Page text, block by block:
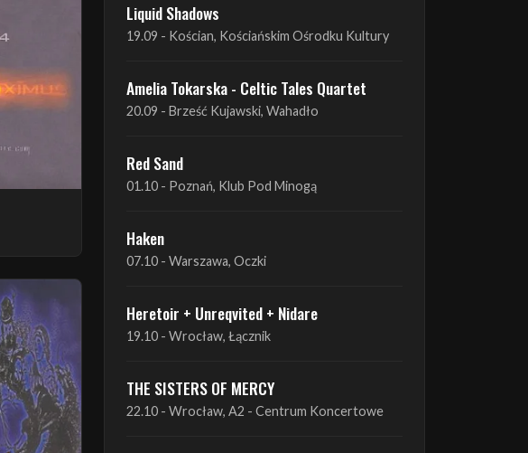
Amelia Tokarska - Celtic Tales Quartet
20.09 - Brześć Kujawski, Wahadło
Red Sand
01.10 - Poznań, Klub Pod Minogą
Haken
07.10 - Warszawa, Oczki
Heretoir + Unreqvited + Nidare
19.10 - Wrocław, Łącznik
THE SISTERS OF MERCY
22.10 - Wrocław, A2 - Centrum Koncertowe
THE SISTERS OF MERCY
23.10 - Warszawa, Progresja